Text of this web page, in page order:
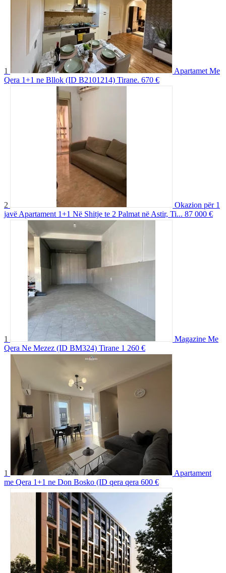
1
Apartamet Me
Qera 1+1 ne Bllok (ID B2101214) Tirane. 670 €
2
Okazion për 1
javë Apartament 1+1 Në Shitje te 2 Palmat në Astir, Ti... 87 000 €
1
Magazine Me
Qera Ne Mezez (ID BM324) Tirane 1 260 €
1
Apartament
me Qera 1+1 ne Don Bosko (ID qera qera 600 €